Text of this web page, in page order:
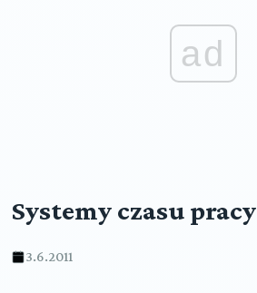
ad
Systemy czasu pracy
3.6.2011